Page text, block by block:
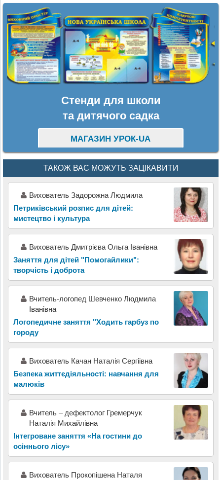
Стенди для школи
та дитячого садка
МАГАЗИН УРОК-UA
ТАКОЖ ВАС МОЖУТЬ ЗАЦІКАВИТИ
Вихователь Задорожна Людмила
Петриківський розпис для дітей:
мистецтво і культура
Вихователь Дмитрієва Ольга Іванівна
Заняття для дітей "Помогайлики":
творчість і доброта
Вчитель-логопед Шевченко Людмила
Іванівна
Логопедичне заняття "Ходить гарбуз по
городу
Вихователь Качан Наталія Сергіівна
Безпека життєдіяльності: навчання для
малюків
Вчитель – дефектолог Гремерчук
Наталія Михайлівна
Інтегроване заняття «На гостини до
осіннього лісу»
Вихователь Прокопішена Наталя